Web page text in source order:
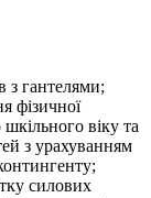
з гантелями;
фізичної
шкільного віку та
з урахуванням
силових